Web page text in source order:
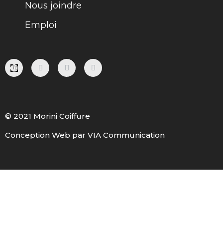
Nous joindre
Emploi
F
A
C
K
-
I
N
S
A
M
P
I
N
© 2021 Morini Coiffure
Conception Web par VIA Communication